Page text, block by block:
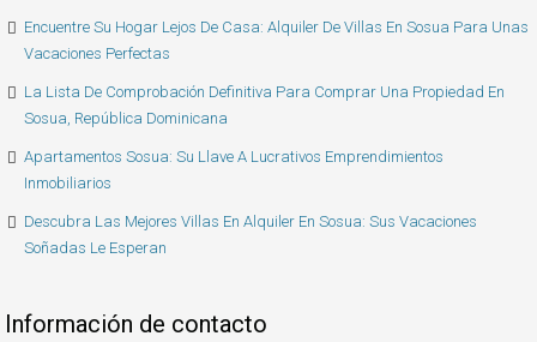
Encuentre Su Hogar Lejos De Casa: Alquiler De Villas En Sosua Para Unas
Vacaciones Perfectas
La Lista De Comprobación Definitiva Para Comprar Una Propiedad En
Sosua, República Dominicana
Apartamentos Sosua: Su Llave A Lucrativos Emprendimientos
Inmobiliarios
Descubra Las Mejores Villas En Alquiler En Sosua: Sus Vacaciones
Soñadas Le Esperan
Información de contacto